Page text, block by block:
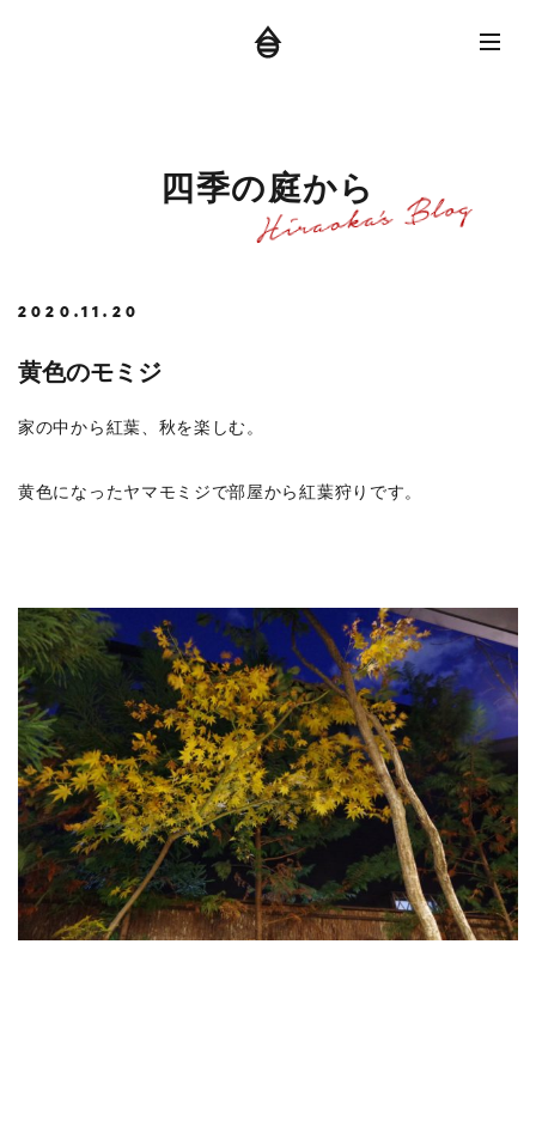
四季の庭から
2020.11.20
黄色のモミジ
家の中から紅葉、秋を楽しむ。
黄色になったヤマモミジで部屋から紅葉狩りです。